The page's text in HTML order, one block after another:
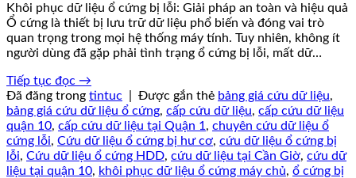
Khôi phục dữ liệu ổ cứng bị lỗi: Giải pháp an toàn và hiệu quả
Ổ cứng là thiết bị lưu trữ dữ liệu phổ biến và đóng vai trò
quan trọng trong mọi hệ thống máy tính. Tuy nhiên, không ít
người dùng đã gặp phải tình trạng ổ cứng bị lỗi, mất dữ…
Tiếp tục đọc →
Đã đăng trong tintuc Được gắn thẻ bảng giá cứu dữ liệu,
bảng giá cứu dữ liệu ổ cứng, cấp cứu dữ liệu, cấp cứu dữ liệu
quận 10, cấp cứu dữ liệu tại Quận 1 , chuyên cứu dữ liệu ổ
cứng lỗi, Cứu dữ liệu ổ cứng bị hư cơ, cứu dữ liệu ổ cứng bị
lỗi, Cứu dữ liệu ổ cứng HDD, cứu dữ liệu tại Cần Giờ, cứu dữ
liệu tại quận 10, khôi phục dữ liệu ổ cứng máy chủ, ổ cứng bị